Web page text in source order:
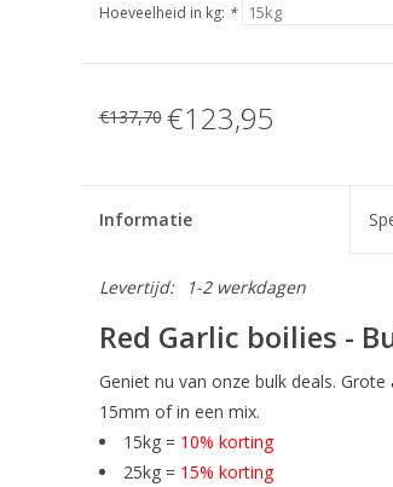
Hoeveelheid in kg: *
€137,70 €123,95
Informatie
Levertijd: 1-2 werkdagen
Red Garlic boilies -
Geniet nu van onze bulk deals.
15mm of in een mix.
15kg = 10% korting
25kg = 15% korting